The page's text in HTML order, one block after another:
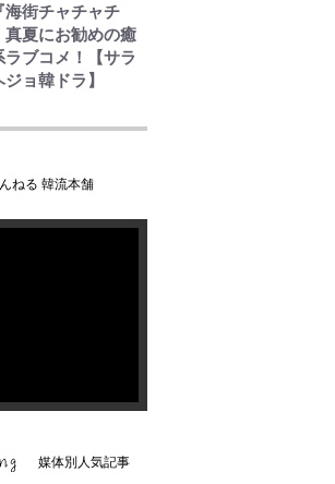
海街チャチャチ
真夏にお勧めの癒
ラブコメ！【サラ
ジョ韓ドラ】
ねる 韓流本舗
媒体別人気記事